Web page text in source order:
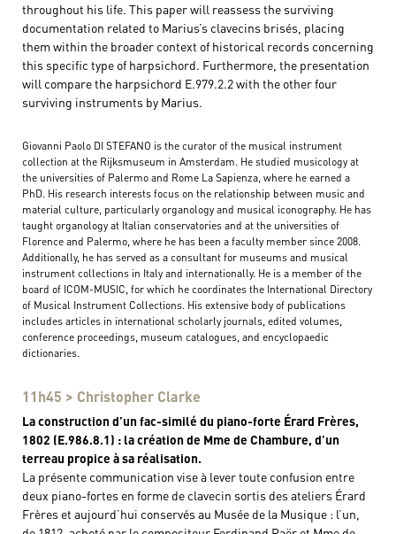
throughout his life. This paper will reassess the surviving
documentation related to Marius’s clavecins brisés, placing
them within the broader context of historical records concerning
this specific type of harpsichord. Furthermore, the presentation
will compare the harpsichord E.979.2.2 with the other four
surviving instruments by Marius.
Giovanni Paolo DI STEFANO is the curator of the musical instrument
collection at the Rijksmuseum in Amsterdam. He studied musicology at
the universities of Palermo and Rome La Sapienza, where he earned a
PhD. His research interests focus on the relationship between music and
material culture, particularly organology and musical iconography. He has
taught organology at Italian conservatories and at the universities of
Florence and Palermo, where he has been a faculty member since 2008.
Additionally, he has served as a consultant for museums and musical
instrument collections in Italy and internationally. He is a member of the
board of ICOM-MUSIC, for which he coordinates the International Directory
of Musical Instrument Collections. His extensive body of publications
includes articles in international scholarly journals, edited volumes,
conference proceedings, museum catalogues, and encyclopaedic
dictionaries.
11h45 > Christopher Clarke
La construction d’un fac-similé du piano-forte Érard Frères,
1802 (E.986.8.1) : la création de Mme de Chambure, d’un
terreau propice à sa réalisation.
La présente communication vise à lever toute confusion entre
deux piano-fortes en forme de clavecin sortis des ateliers Érard
Frères et aujourd’hui conservés au Musée de la Musique : l’un,